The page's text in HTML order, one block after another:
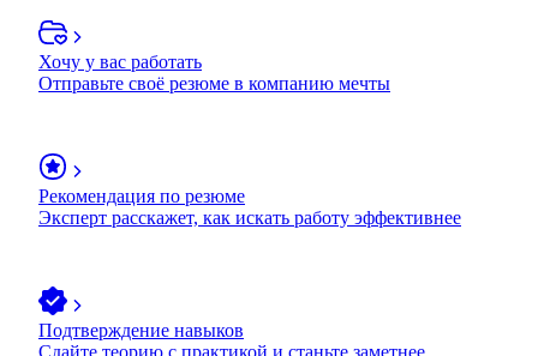
Хочу у вас работать
Отправьте своё резюме в компанию мечты
Рекомендация по резюме
Эксперт расскажет, как искать работу эффективнее
Подтверждение навыков
Сдайте теорию с практикой и станьте заметнее